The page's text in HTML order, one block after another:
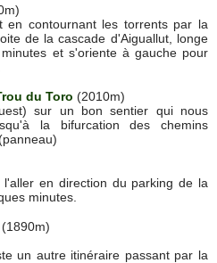
en contournant les torrents par la
de la cascade d'Aiguallut, longe
et s'oriente à gauche pour
du Toro (2010m)
sur un bon sentier qui nous
la bifurcation des chemins
en direction du parking de la
minutes.
(1890m)
un autre itinéraire passant par la